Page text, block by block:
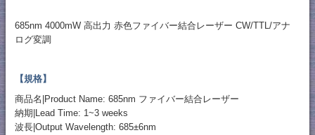
685nm 4000mW 高出力 赤色ファイバー結合レーザー CW/TTL/アナ
ログ変調
【規格】
商品名|Product Name: 685nm ファイバー結合レーザー
納期|Lead Time: 1~3 weeks
波長|Output Wavelength: 685±6nm